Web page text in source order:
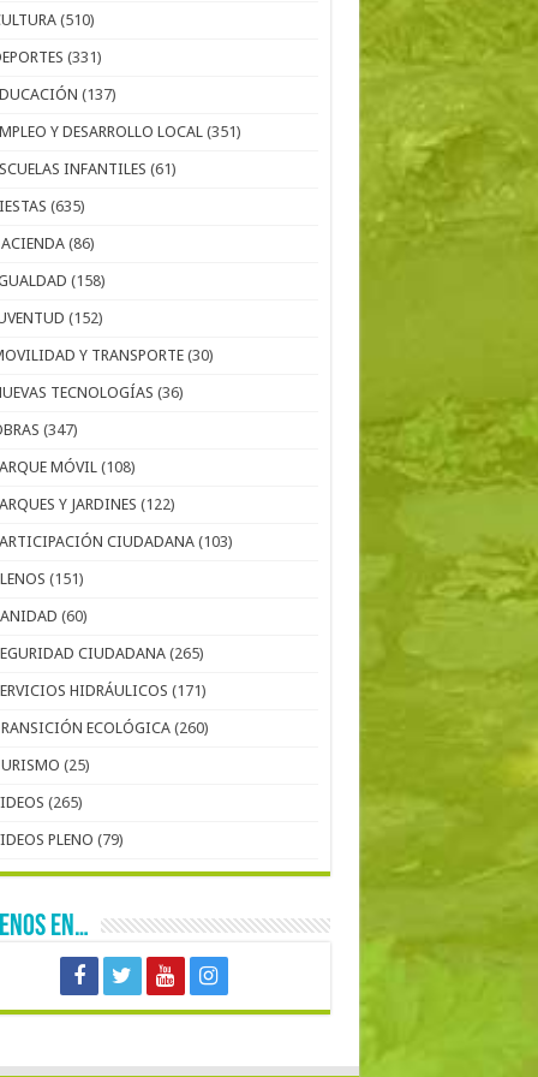
(510)
(331)
(137)
Y DESARROLLO LOCAL (351)
INFANTILES (61)
(635)
(86)
(158)
(152)
Y TRANSPORTE (30)
TECNOLOGÍAS (36)
(347)
MÓVIL (108)
Y JARDINES (122)
CIUDADANA (103)
(151)
(60)
CIUDADANA (265)
HIDRÁULICOS (171)
ECOLÓGICA (260)
(25)
(265)
PLENO (79)
EN…